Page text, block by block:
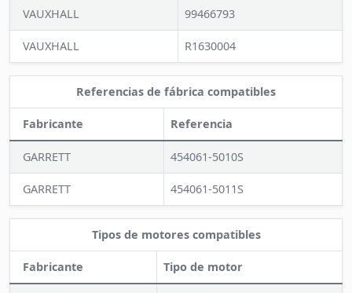
VAUXHALL 99466793
VAUXHALL R1630004
Referencias de fábrica compatibles
Fabricante Referencia
GARRETT 454061-5010S
GARRETT 454061-5011S
Tipos de motores compatibles
Fabricante Tipo de motor